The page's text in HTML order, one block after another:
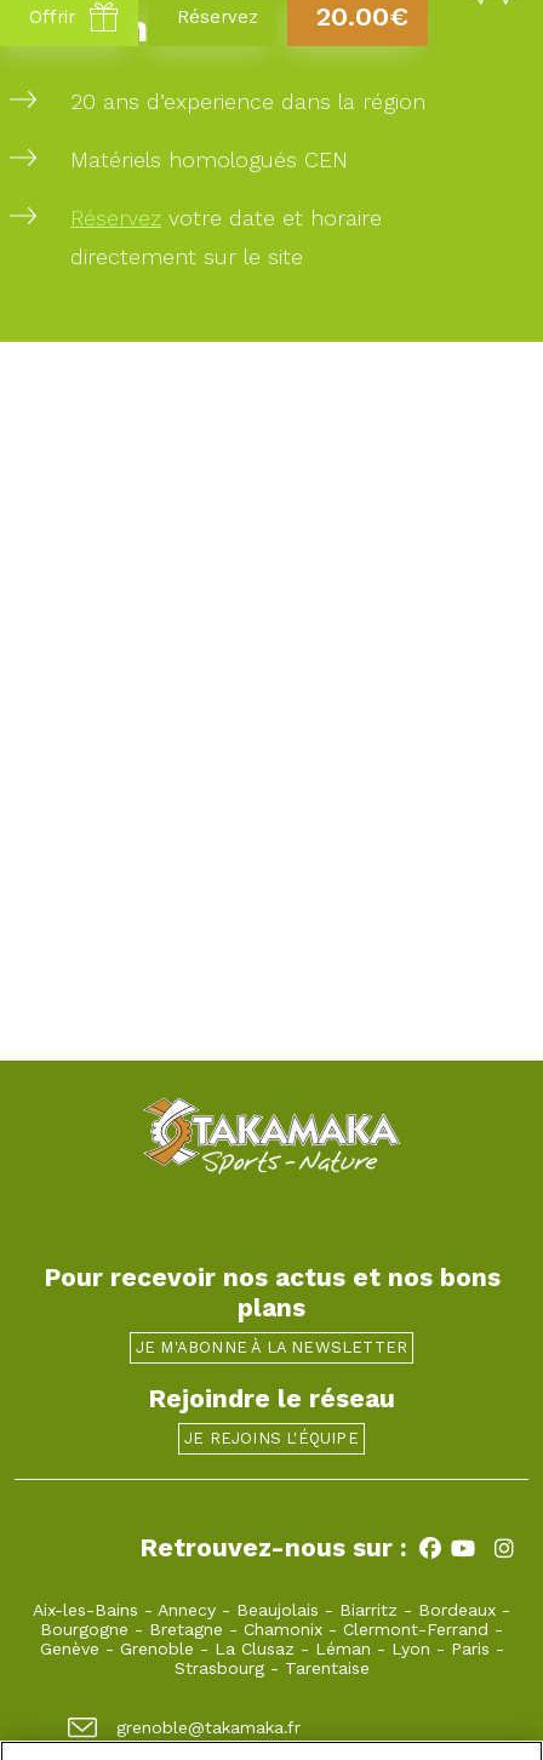
Takamaka
20 ans d’experience dans la région
Matériels homologués CEN
Réservez votre date et horaire
directement sur le site
Offrir Réservez 20.00€
SÉCURISÉ
Pour recevoir nos actus et nos bons
plans
JE M'ABONNE À LA NEWSLETTER
Rejoindre le réseau
JE REJOINS L'ÉQUIPE
Retrouvez-nous sur :
Aix-les-Bains - Annecy - Beaujolais - Biarritz - Bordeaux -
Bourgogne - Bretagne - Chamonix - Clermont-Ferrand -
Genève - Grenoble - La Clusaz - Léman - Lyon - Paris -
Strasbourg- Tarentaise
grenoble@takamaka.fr